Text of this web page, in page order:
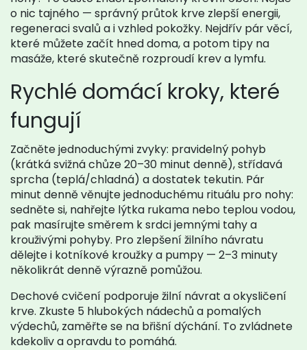
o nic tajného — správný průtok krve zlepší energii,
regeneraci svalů a i vzhled pokožky. Nejdřív pár věcí,
které můžete začít hned doma, a potom tipy na
masáže, které skutečně rozproudí krev a lymfu.
Rychlé domácí kroky, které
fungují
Začněte jednoduchými zvyky: pravidelný pohyb
(krátká svižná chůze 20–30 minut denně), střídavá
sprcha (teplá/chladná) a dostatek tekutin. Pár
minut denně věnujte jednoduchému rituálu pro nohy:
sedněte si, nahřejte lýtka rukama nebo teplou vodou,
pak masírujte směrem k srdci jemnými tahy a
krouživými pohyby. Pro zlepšení žilního návratu
dělejte i kotníkové kroužky a pumpy — 2–3 minuty
několikrát denně výrazně pomůžou.
Dechové cvičení podporuje žilní návrat a okysličení
krve. Zkuste 5 hlubokých nádechů a pomalých
výdechů, zaměřte se na břišní dýchání. To zvládnete
kdekoliv a opravdu to pomáhá.